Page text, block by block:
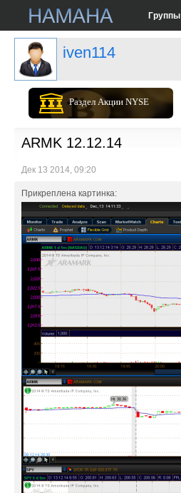
Группы
iven114
Раздел Акции NYSE
ARMK 12.12.14
Дек 13 2014, 09:20
Прикреплена картинка: